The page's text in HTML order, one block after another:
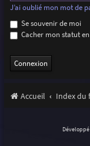
J’ai oublié mon mot de
Se souvenir de moi
Cacher mon statut
Accueil Index du